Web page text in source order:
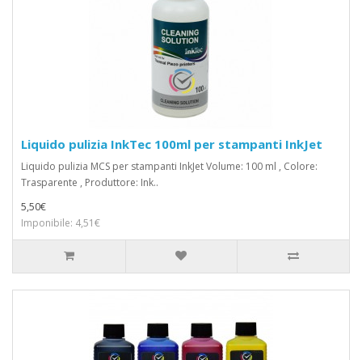
Liquido pulizia InkTec 100ml per stampanti InkJet
Liquido pulizia MCS per stampanti InkJet Volume: 100 ml , Colore:
Trasparente , Produttore: Ink..
5,50€
Imponibile: 4,51€